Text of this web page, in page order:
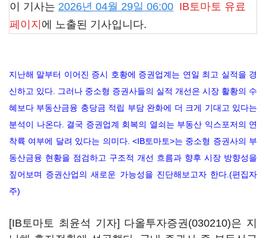
이 기사는 2026년 04월 29일 06:00 IB토마토 유료
페이지 에 노출된 기사입니다.
지난해 말부터 이어진 증시 호황에 증권업계는 연일 최고 실적을 경
신하고 있다. 그러나 중소형 증권사들의 실적 개선은 시장 활황의 수
혜보다 부동산금융 충당금 적립 부담 완화에 더 크게 기대고 있다는
분석이 나온다. 결국 증권업계 회복의 열쇠는 부동산 익스포저의 연
착륙 여부에 달려 있다는 의미다. <IB토마토>는 중소형 증권사의 부
동산금융 현황을 점검하고 구조적 개선 흐름과 향후 시장 방향성을
짚어보며 증권산업의 새로운 가능성을 진단해보고자 한다.(편집자
주)
[IB토마토 최윤석 기자] 다올투자증권(030210)은 지